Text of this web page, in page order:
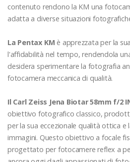
contenuto rendono la KM una
adatta a diverse situazioni
La Pentax KM è apprezzata per la
l'affidabilità nel tempo, rendendola
desidera sperimentare la fotografia
fotocamera meccanica di qualità.
Il Carl Zeiss Jena Biotar 58mm f/2
obiettivo fotografico classico,
per la sua eccezionale qualità ottica e
immagini. Questo obiettivo a focale
progettato per fotocamere reflex a